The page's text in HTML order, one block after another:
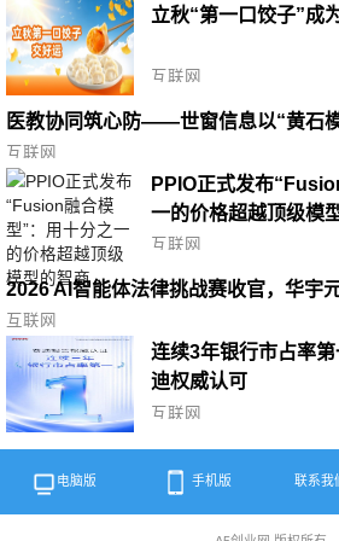
立秋“第一口饺子”成
互联网
医教协同筑心防——世窗信息以“黄石
标杆
互联网
PPIO正式发布
一的价格超越顶级模
互联网
2026 AI智能体法律挑战赛收官，华宇
WorkBuddy推动法律智能体走向真实
互联网
连续3年银行市占率
迪权威认可
互联网
电脑版 手机版 联系我